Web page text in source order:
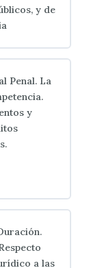
orden
receptación
ejercicio de
libertades
y de
Penal. La
y
a las